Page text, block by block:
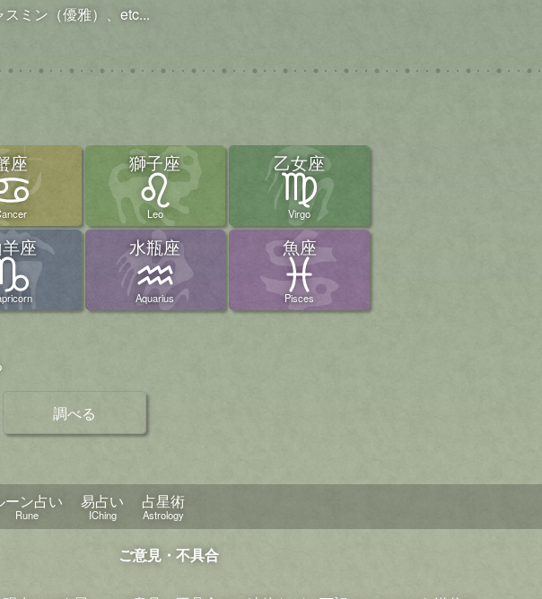
ミン（優雅）、etc...
座 獅子座
Leo
乙女座
Virgo
座 水瓶座
Aquarius
魚座
Pisces
調べる
ーン占い
Rune
易占い
IChing
占星術
Astrology
ご意見・不具合